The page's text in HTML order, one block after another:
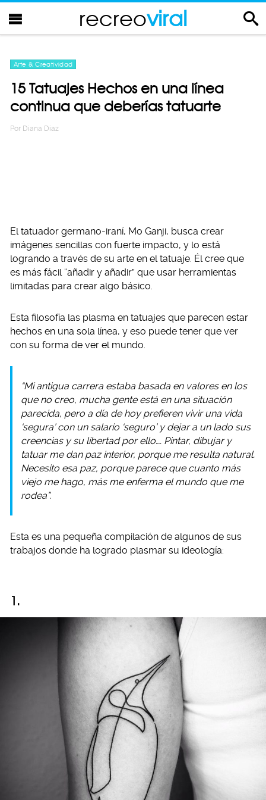
recreoviral
Arte & Creatividad
15 Tatuajes Hechos en una línea
continua que deberías tatuarte
Por Diana Diaz
El tatuador germano-iraní, Mo Ganji, busca crear
imágenes sencillas con fuerte impacto, y lo está
logrando a través de su arte en el tatuaje. Él cree que
es más fácil “añadir y añadir” que usar herramientas
limitadas para crear algo básico.
Esta filosofía las plasma en tatuajes que parecen estar
hechos en una sola línea, y eso puede tener que ver
con su forma de ver el mundo.
“Mi antigua carrera estaba basada en valores en los
que no creo, mucha gente está en una situación
parecida, pero a día de hoy prefieren vivir una vida
‘segura’ con un salario ‘seguro’ y dejar a un lado sus
creencias y su libertad por ello…. Pintar, dibujar y
tatuar me dan paz interior, porque me resulta natural.
Necesito esa paz, porque parece que cuanto más
viejo me hago, más me enferma el mundo que me
rodea”.
Esta es una pequeña compilación de algunos de sus
trabajos donde ha logrado plasmar su ideología:
1.